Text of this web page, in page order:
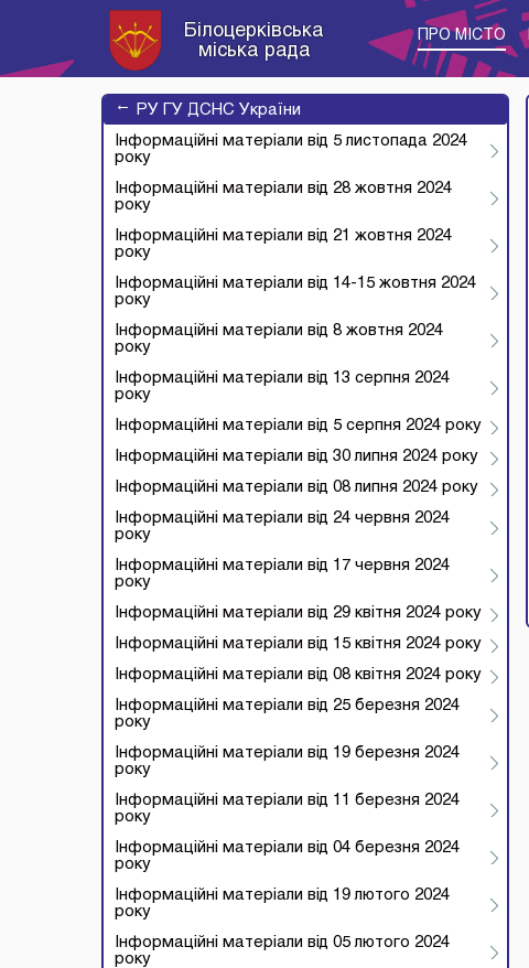
Білоцерківська
міська рада
ПРО МІСТО
→
РУ ГУ ДСНС України
Інформаційні матеріали від 5 листопада 2024
року
Інформаційні матеріали від 28 жовтня 2024
року
Інформаційні матеріали від 21 жовтня 2024
року
Інформаційні матеріали від 14-15 жовтня 2024
року
Інформаційні матеріали від 8 жовтня 2024
року
Інформаційні матеріали від 13 серпня 2024
року
Інформаційні матеріали від 5 серпня 2024 року
Інформаційні матеріали від 30 липня 2024 року
Інформаційні матеріали від 08 липня 2024 року
Інформаційні матеріали від 24 червня 2024
року
Інформаційні матеріали від 17 червня 2024
року
Інформаційні матеріали від 29 квітня 2024 року
Інформаційні матеріали від 15 квітня 2024 року
Інформаційні матеріали від 08 квітня 2024 року
Інформаційні матеріали від 25 березня 2024
року
Інформаційні матеріали від 19 березня 2024
року
Інформаційні матеріали від 11 березня 2024
року
Інформаційні матеріали від 04 березня 2024
року
Інформаційні матеріали від 19 лютого 2024
року
Інформаційні матеріали від 05 лютого 2024
року